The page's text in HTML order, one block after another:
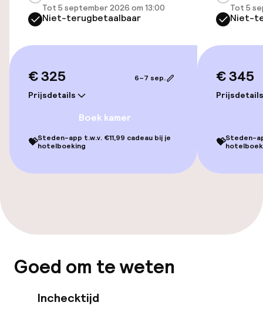
Kamers
Voor toegankelijkheid
geoptimaliseerde kamers beschikbaar
Zwemmen & wellness
Fitnessruimte / gym
Entertainment
Tot 5 september 2026 om 13:00
Niet-terugbetaalbaar
€ 325
Prijsdetails
6–7 sep.
Boek kamer
💝Steden-app t.w.v. €11,99 cadeau bij je
hotelboeking
Tot 5
Niet-
€ 345
Prijsdetails
💝Steden-
Goed om te weten
Inchecktijd